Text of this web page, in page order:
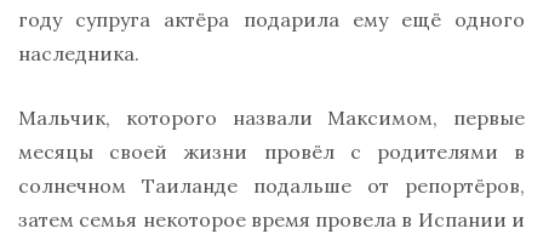
году супруга актёра подарила ему ещё одного
наследника.
Мальчик, которого назвали Максимом, первые
месяцы своей жизни провёл с родителями в
солнечном Таиланде подальше от репортёров,
затем семья некоторое время провела в Испании и